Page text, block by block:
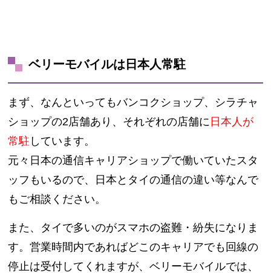
ベリーモバイルは日本人常駐
まず、なんといってもバンコクショップ、シラチャ
ショップの2店舗あり、それぞれの店舗に 日本人が
常駐 しています。
元々日本の通信キャリアショップで働いていたスタ
ッフもいるので、日本とタイの通信の違い等なんで
もご相談ください。
また、タイで多いのがスマホの盗難・紛失になりま
す。営業時間内であればどこのキャリアでも回線の
停止は受付してくれますが、ベリーモバイルでは、